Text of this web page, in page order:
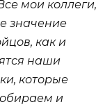
мои коллеги,
значение
как и
наши
которые
и